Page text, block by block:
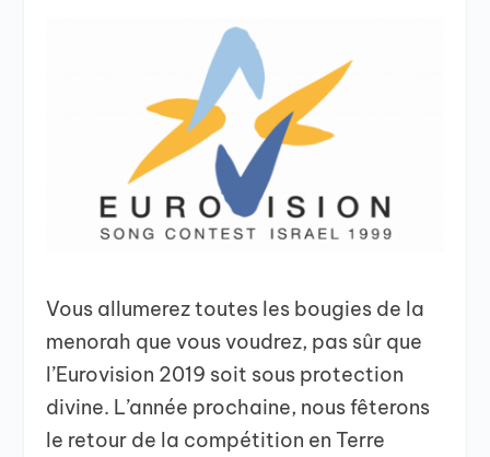
Vous allumerez toutes les bougies de la
menorah que vous voudrez, pas sûr que
l’Eurovision 2019 soit sous protection
divine. L’année prochaine, nous fêterons
le retour de la compétition en Terre